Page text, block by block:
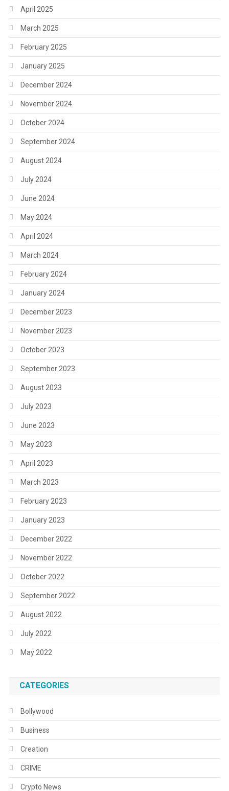
April 2025
March 2025
February 2025
January 2025
December 2024
November 2024
October 2024
September 2024
August 2024
July 2024
June 2024
May 2024
April 2024
March 2024
February 2024
January 2024
December 2023
November 2023
October 2023
September 2023
August 2023
July 2023
June 2023
May 2023
April 2023
March 2023
February 2023
January 2023
December 2022
November 2022
October 2022
September 2022
August 2022
July 2022
May 2022
CATEGORIES
Bollywood
Business
Creation
CRIME
Crypto News